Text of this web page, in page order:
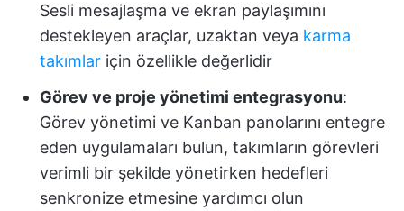
Sesli mesajlaşma ve ekran paylaşımını
destekleyen araçlar, uzaktan veya karma
takımlar için özellikle değerlidir
Görev ve proje yönetimi entegrasyonu:
Görev yönetimi ve Kanban panolarını entegre
eden uygulamaları bulun, takımların görevleri
verimli bir şekilde yönetirken hedefleri
senkronize etmesine yardımcı olun